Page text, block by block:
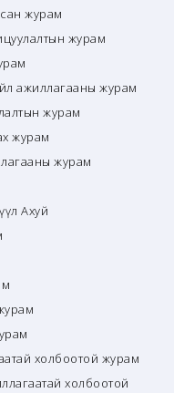
журам
журам
ажиллагааны журам
журам
журам
журам
Ахуй
холбоотой журам
холбоотой